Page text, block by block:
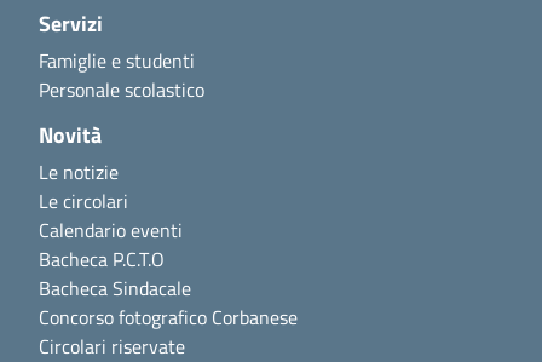
Servizi
Famiglie e studenti
Personale scolastico
Novità
Le notizie
Le circolari
Calendario eventi
Bacheca P.C.T.O
Bacheca Sindacale
Concorso fotografico Corbanese
Circolari riservate